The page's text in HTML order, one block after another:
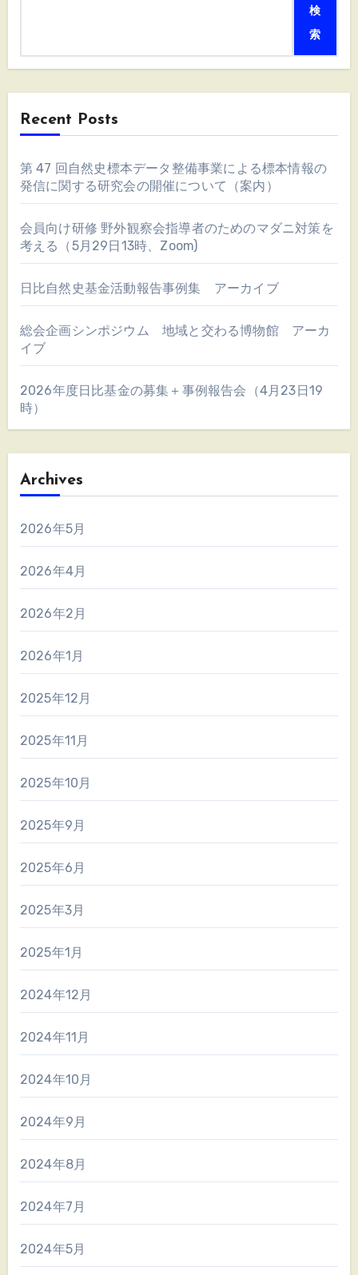
検
索
Recent Posts
第 47 回自然史標本データ整備事業による標本情報の
発信に関する研究会の開催について（案内）
会員向け研修 野外観察会指導者のためのマダニ対策を
考える（5月29日13時、Zoom)
日比自然史基金活動報告事例集 アーカイブ
総会企画シンポジウム 地域と交わる博物館 アーカ
イブ
2026年度日比基金の募集＋事例報告会（4月23日19
時）
Archives
2026年5月
2026年4月
2026年2月
2026年1月
2025年12月
2025年11月
2025年10月
2025年9月
2025年6月
2025年3月
2025年1月
2024年12月
2024年11月
2024年10月
2024年9月
2024年8月
2024年7月
2024年5月